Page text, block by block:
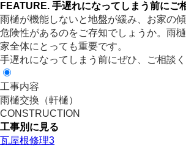
FEATURE. 手遅れになってしまう前にご
雨樋が機能しないと地盤が緩み、お家の
危険性があるのをご存知でしょうか。雨
家全体にとっても重要です。
手遅れになってしまう前にぜひ、ご相談く
工事内容
雨樋交換（軒樋）
CONSTRUCTION
工事別に見る
瓦屋根修理3